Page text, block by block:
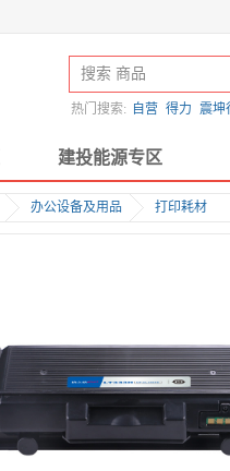
热门搜索: 自营 得力 震坤
建投能源专区
办公设备及用品 打印耗材